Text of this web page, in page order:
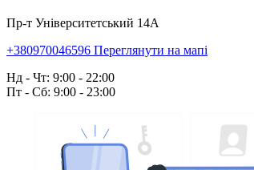
Пр-т Університетський 14А
+380970046596 Переглянути на мапі
Нд - Чт: 9:00 - 22:00
Пт - Сб: 9:00 - 23:00